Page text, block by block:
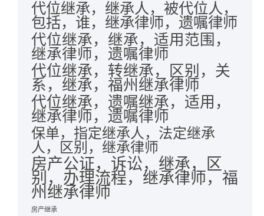
代位继承，继承人，被代位人，
包括，谁，继承律师，遗嘱律师
代位继承，继承，适用范围，
继承律师，遗嘱律师
代位继承，转继承，区别，关
系，继承，福州继承律师
代位继承，遗嘱继承，适用，
继承律师，遗嘱律师
保单，指定继承人，法定继承
人，区别，继承律师
房产公证，诉讼，继承，区
别，办理流程，继承律师，福
州继承律师
房产继承